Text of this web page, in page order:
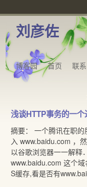
刘彦佐
博客园 首页 联系
浅谈HTTP事务的一个
摘要： 一个腾讯在职
入 www.baidu.com ，
以谷歌浏览器一一解释
www.baidu.com 这个
S缓存,看是否有